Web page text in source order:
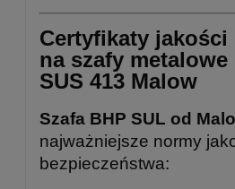
Certyfikaty jakości
na szafy metalowe
SUS 413 Malow
Szafa BHP SUL od
najważniejsze normy
bezpieczeństwa: